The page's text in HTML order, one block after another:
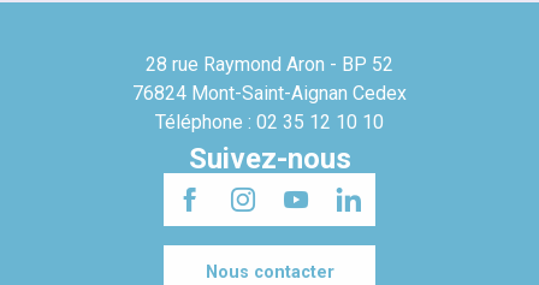
28 rue Raymond Aron - BP 52
76824 Mont-Saint-Aignan Cedex
Téléphone : 02 35 12 10 10
Suivez-nous
Nous contacter